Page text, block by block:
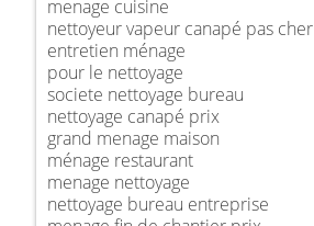
menage cuisine
nettoyeur vapeur canapé pas cher
entretien ménage
pour le nettoyage
societe nettoyage bureau
nettoyage canapé prix
grand menage maison
ménage restaurant
menage nettoyage
nettoyage bureau entreprise